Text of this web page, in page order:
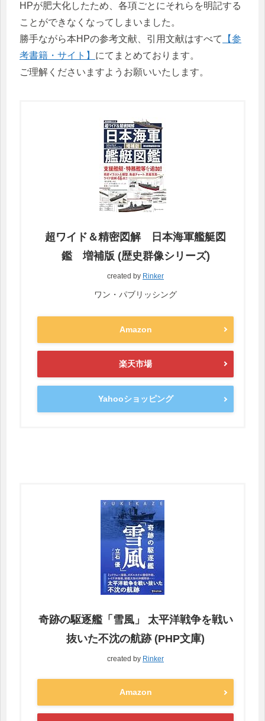
HPが肥大化したため、各項ごとにそれらを明記する
ことができなくなってしまいました。
勝手ながら本HPの参考文献、引用文献はすべて
【参
考書籍・サイト】 にてまとめております。
ご理解くださいますようお願いいたします。
超ワイド＆精密図解 日本海軍艦艇図
鑑 増補版 (歴史群像シリーズ)
created by Rinker
ワン・パブリッシング
Amazon
楽天市場
Yahooショッピング
奇跡の駆逐艦「雪風」 太平洋戦争を戦い
抜いた不沈の航跡 (PHP文庫)
created by Rinker
Amazon